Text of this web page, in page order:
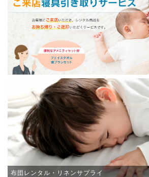
布団レンタル・リネンサプライ